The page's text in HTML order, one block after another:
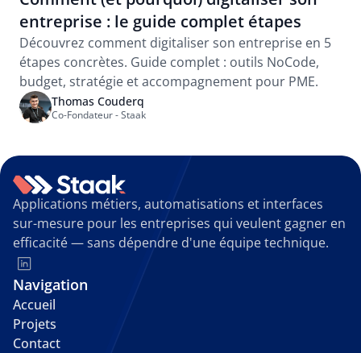
entreprise : le guide complet étapes
Découvrez comment digitaliser son entreprise en 5
étapes concrètes. Guide complet : outils NoCode,
budget, stratégie et accompagnement pour PME.
Thomas Couderq
Co-Fondateur - Staak
Applications métiers, automatisations et interfaces
sur-mesure pour les entreprises qui veulent gagner en
efficacité — sans dépendre d'une équipe technique.
Navigation
Accueil
Projets
Contact